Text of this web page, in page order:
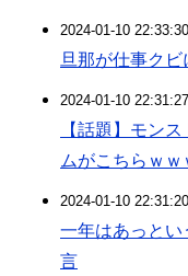
2024-01-10
旦那が仕事クビ
2024-01-10
【話題】モン
ムがこちらｗ
2024-01-10
一年はあっと
言